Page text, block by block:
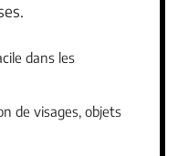
dans les
de visages, objets